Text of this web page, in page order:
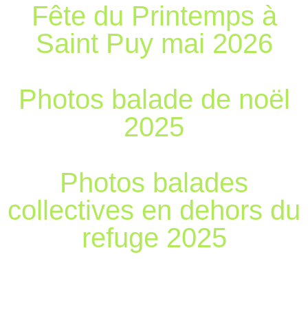
Fête du Printemps à
Saint Puy mai 2026
Photos balade de noël
2025
Photos balades
collectives en dehors du
refuge 2025